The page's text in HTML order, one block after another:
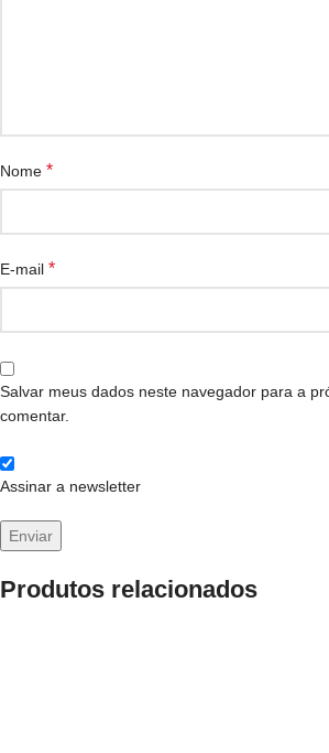
Nome *
E-mail *
Salvar meus dados neste navegador para a
comentar.
Assinar a newsletter
Produtos relacionados